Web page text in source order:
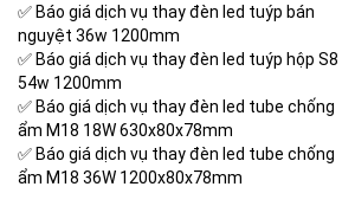
✅ Báo giá dịch vụ thay đèn led tuýp bán
nguyệt 36w 1200mm
✅ Báo giá dịch vụ thay đèn led tuýp hộp S8
54w 1200mm
✅ Báo giá dịch vụ thay đèn led tube chống
ẩm M18 18W 630x80x78mm
✅ Báo giá dịch vụ thay đèn led tube chống
ẩm M18 36W 1200x80x78mm